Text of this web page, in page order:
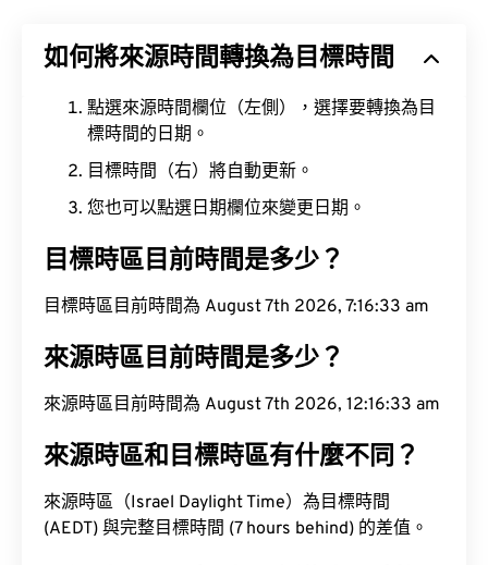
如何將來源時間轉換為目標時間
點選來源時間欄位（左側），選擇要轉換為目
標時間的日期。
目標時間（右）將自動更新。
您也可以點選日期欄位來變更日期。
目標時區目前時間是多少？
目標時區目前時間為 August 7th 2026, 7:16:34 am
來源時區目前時間是多少？
來源時區目前時間為 August 7th 2026, 12:16:34 am
來源時區和目標時區有什麼不同？
來源時區（Israel Daylight Time）為目標時間
(AEDT) 與完整目標時間 (7 hours behind) 的差值。